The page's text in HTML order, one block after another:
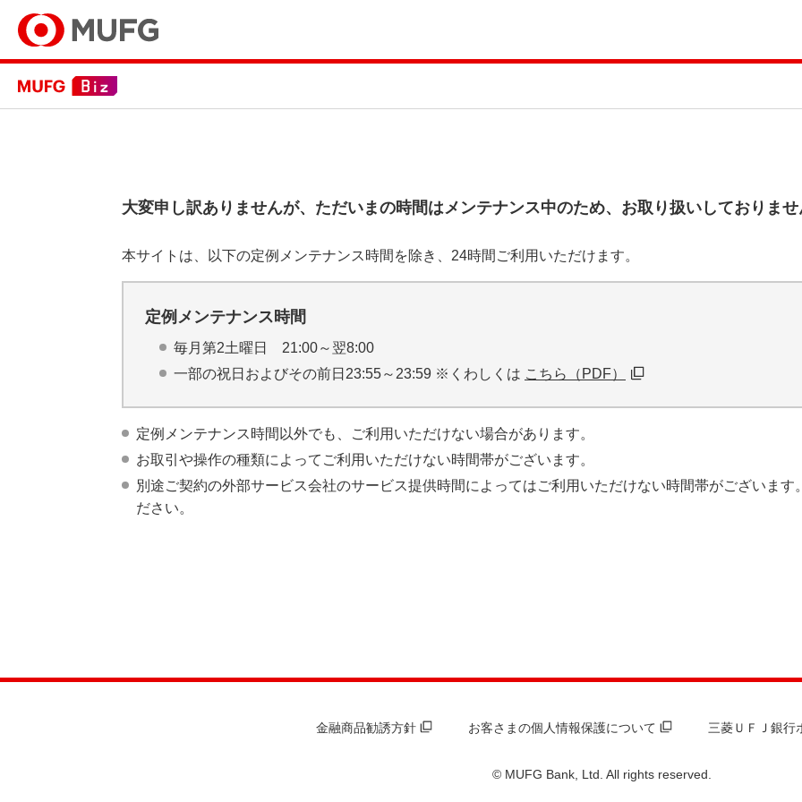
大変申し訳ありませんが、ただいまの時間はメンテナンス中のため、お取り扱いしておりませ
本サイトは、以下の定例メンテナンス時間を除き、24時間ご利用いただけます。
定例メンテナンス時間
毎月第2土曜日 21:00～翌8:00
一部の祝日およびその前日23:55～23:59 ※くわしくは こちら（PDF）
定例メンテナンス時間以外でも、ご利用いただけない場合があります。
お取引や操作の種類によってご利用いただけない時間帯がございます。
別途ご契約の外部サービス会社のサービス提供時間によってはご利用いただけない時間帯がございま
ださい。
金融商品勧誘方針 お客さまの個人情報保護について 三菱ＵＦＪ銀行
© MUFG Bank, Ltd. All rights reserved.